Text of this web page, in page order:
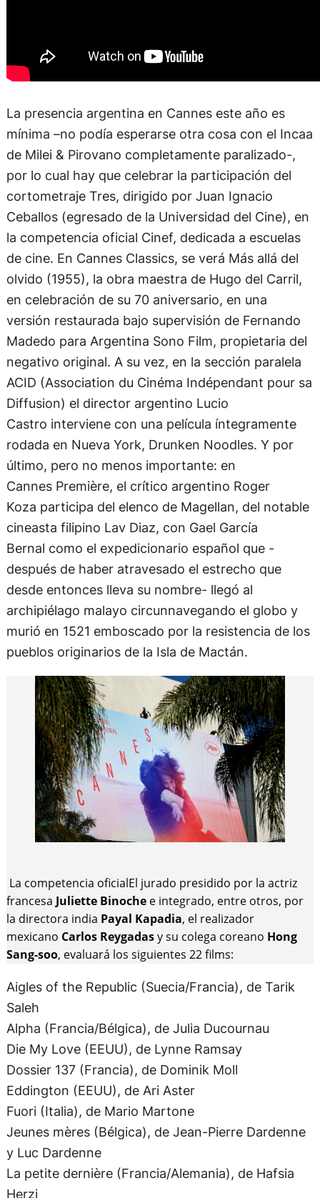
mínima –no podía esperarse otra cosa con el Incaa
de Milei & Pirovano completamente paralizado-,
por lo cual hay que celebrar la participación del
cortometraje Tres, dirigido por Juan Ignacio
Ceballos (egresado de la Universidad del Cine), en
la competencia oficial Cinef, dedicada a escuelas
de cine. En Cannes Classics, se verá Más allá del
olvido (1955), la obra maestra de Hugo del Carril,
en celebración de su 70 aniversario, en una
versión restaurada bajo supervisión de Fernando
Madedo para Argentina Sono Film, propietaria del
negativo original. A su vez, en la sección paralela
ACID (Association du Cinéma Indépendant pour sa
Diffusion) el director argentino Lucio
Castro interviene con una película íntegramente
rodada en Nueva York, Drunken Noodles. Y por
último, pero no menos importante: en
Cannes Première, el crítico argentino Roger
Koza participa del elenco de Magellan, del notable
cineasta filipino Lav Diaz, con Gael García
Bernal como el expedicionario español que -
después de haber atravesado el estrecho que
desde entonces lleva su nombre- llegó al
archipiélago malayo circunnavegando el globo y
murió en 1521 emboscado por la resistencia de los
pueblos originarios de la Isla de Mactán.
francesa
Juliette Binoche
e integrado, entre otros, por
la directora india Payal Kapadia , el realizador
mexicano
Carlos Reygadas y su colega coreano
Hong
Sang-soo
, evaluará los siguientes 22 films:
Aigles of the Republic (Suecia/Francia), de Tarik
Saleh
Alpha (Francia/Bélgica), de Julia Ducournau
Die My Love (EEUU), de Lynne Ramsay
Dossier 137 (Francia), de Dominik Moll
Eddington (EEUU), de Ari Aster
Fuori (Italia), de Mario Martone
Jeunes mères (Bélgica), de Jean-Pierre Dardenne
y Luc Dardenne
La petite dernière (Francia/Alemania), de Hafsia
Herzi
Mother and Child (Irán), de Saeed Roustaee